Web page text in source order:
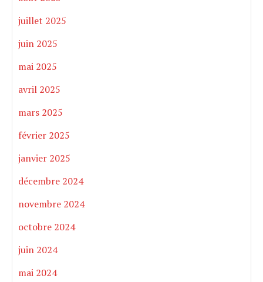
juillet 2025
juin 2025
mai 2025
avril 2025
mars 2025
février 2025
janvier 2025
décembre 2024
novembre 2024
octobre 2024
juin 2024
mai 2024